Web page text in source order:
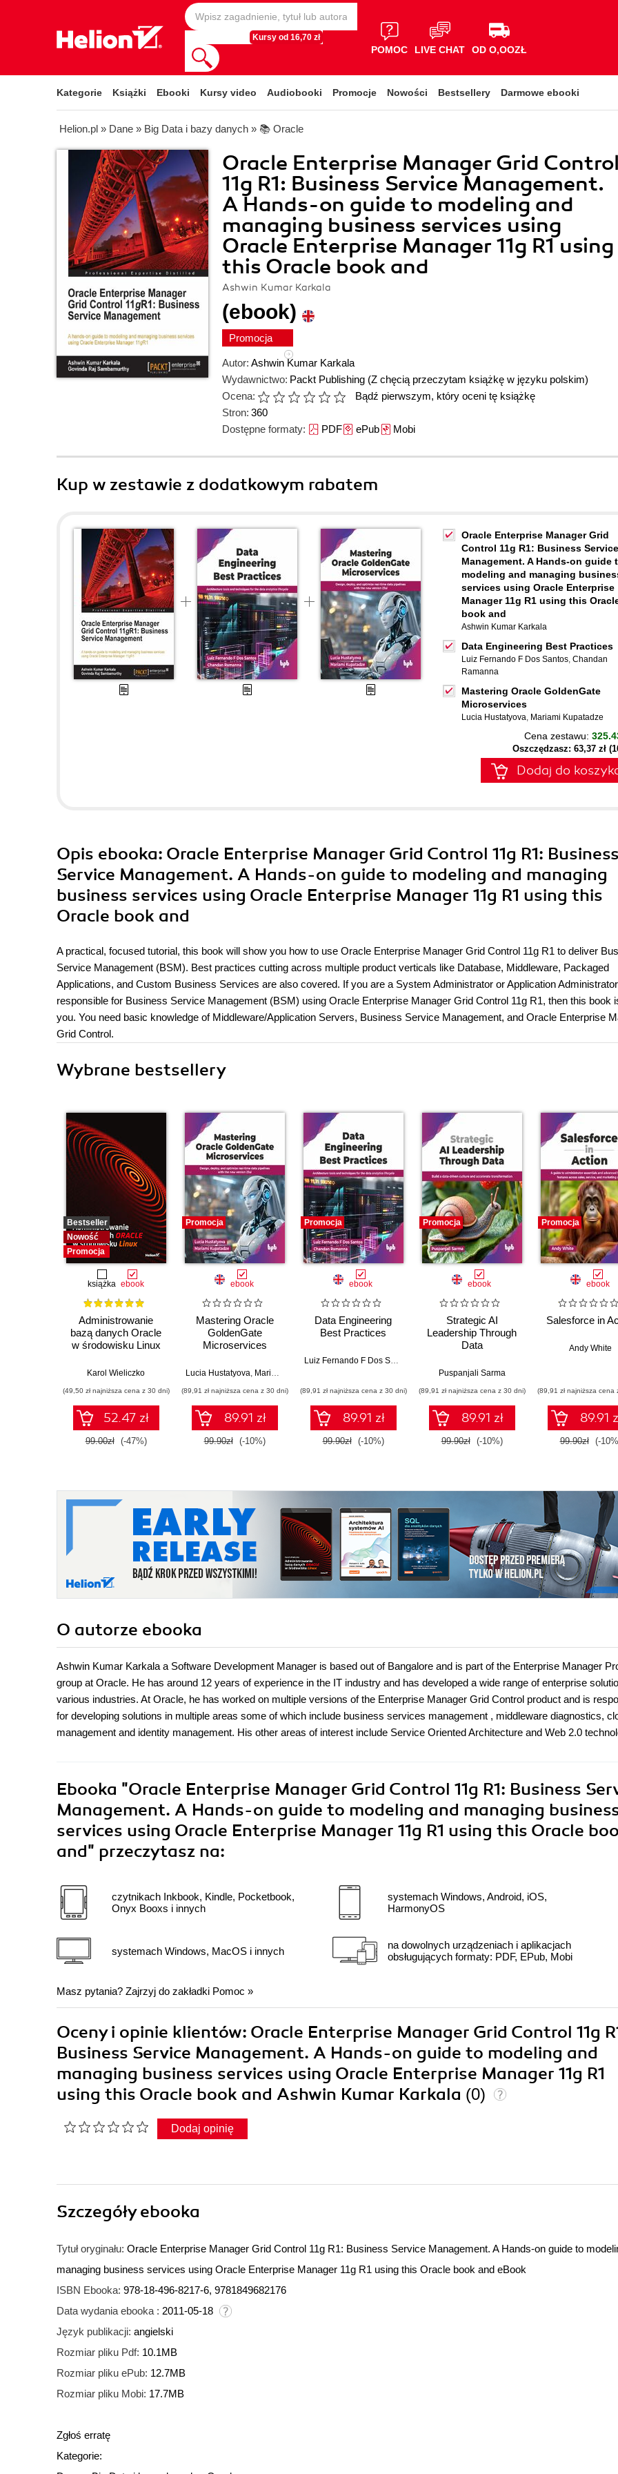
Kursy od 16,70 zł
POMOC LIVE CHAT OD O,OOZŁ
Kategorie Książki Ebooki Kursy video Audiobooki Promocje Nowości Bestsellery Darmowe ebooki
Helion.pl » Dane » Big Data i bazy danych » 📚 Oracle
Oracle Enterprise Manager Grid Control
11g R1: Business Service Management.
A Hands-on guide to modeling and
managing business services using
Oracle Enterprise Manager 11g R1 using
this Oracle book and
Ashwin Kumar Karkala
(ebook)
Promocja
Autor: Ashwin Kumar Karkala
Wydawnictwo: Packt Publishing (Z chęcią przeczytam książkę w języku polskim)
Ocena:
Bądź pierwszym, który oceni tę książkę
Stron: 360
Dostępne formaty: PDFePubMobi
Kup w zestawie z dodatkowym rabatem
Oracle Enterprise Manager Grid
Control 11g R1: Business Service
Management. A Hands-on guide
modeling and managing
services using Oracle Enterprise
Manager 11g R1 using this
book and
Ashwin Kumar Karkala
Data Engineering Best Practices
Luiz Fernando F Dos Santos, Chandan
Ramanna
Mastering Oracle GoldenGate
Microservices
Lucia Hustatyova, Mariami Kupatadze
Cena zestawu:
Oszczędzasz: 63,37 zł
Dodaj do
Opis ebooka: Oracle Enterprise Manager Grid Control 11g R1: Business
Service Management. A Hands-on guide to modeling and managing
business services using Oracle Enterprise Manager 11g R1 using this
Oracle book and
A practical, focused tutorial, this book will show you how to use Oracle Enterprise Manager Grid Control 11g R1 to deliver
Service Management (BSM). Best practices cutting across multiple product verticals like Database, Middleware, Packaged
Applications, and Custom Business Services are also covered. If you are a System Administrator or Application
responsible for Business Service Management (BSM) using Oracle Enterprise Manager Grid Control 11g R1, then this book
you. You need basic knowledge of Middleware/Application Servers, Business Service Management, and Oracle Enterprise
Grid Control.
Wybrane bestsellery
Bestseller
Nowość
Promocja
książka ebook
Administrowanie
bazą danych Oracle
w środowisku Linux
Karol Wieliczko
(49,50 zł najniższa cena z 30 dni)
52.47 zł
99.00zł (-47%)
Promocja
ebook
Mastering Oracle
GoldenGate
Microservices
Lucia Hustatyova, Mariami Kupatadze
(89,91 zł najniższa cena z 30 dni)
89.91 zł
99.90zł (-10%)
Promocja
ebook
Data Engineering
Best Practices
Luiz Fernando F Dos Santos
(89,91 zł najniższa cena z 30 dni)
89.91 zł
99.90zł (-10%)
Promocja
ebook
Strategic AI
Leadership Through
Data
Puspanjali Sarma
(89,91 zł najniższa cena z 30 dni)
89.91 zł
99.90zł (-10%)
Promocja
ebook
Salesforce in
Andy White
(89,91 zł najniższa cena
89.91
99.90zł (-
O autorze ebooka
Ashwin Kumar Karkala a Software Development Manager is based out of Bangalore and is part of the Enterprise Manager
group at Oracle. He has around 12 years of experience in the IT industry and has developed a wide range of enterprise
various industries. At Oracle, he has worked on multiple versions of the Enterprise Manager Grid Control product and is
for developing solutions in multiple areas some of which include business services management , middleware diagnostics,
management and identity management. His other areas of interest include Service Oriented Architecture and Web 2.0
Ebooka "Oracle Enterprise Manager Grid Control 11g R1: Business
Management. A Hands-on guide to modeling and managing
services using Oracle Enterprise Manager 11g R1 using this Oracle
and" przeczytasz na:
czytnikach Inkbook, Kindle, Pocketbook,
Onyx Booxs i innych
systemach Windows, MacOS i innych
systemach Windows, Android, iOS,
HarmonyOS
na dowolnych urządzeniach i aplikacjach
obsługujących formaty: PDF, EPub, Mobi
Masz pytania? Zajrzyj do zakładki Pomoc »
Oceny i opinie klientów: Oracle Enterprise Manager Grid Control 11g
Business Service Management. A Hands-on guide to modeling and
managing business services using Oracle Enterprise Manager 11g R1
using this Oracle book and Ashwin Kumar Karkala (0)
Dodaj opinię
Szczegółyebooka
Tytuł oryginału: Oracle Enterprise Manager Grid Control 11g R1: Business Service Management. A Hands-on guide to
managing business services using Oracle Enterprise Manager 11g R1 using this Oracle book and eBook
ISBN Ebooka: 978-18-496-8217-6, 9781849682176
Data wydania ebooka : 2011-05-18
Język publikacji: angielski
Rozmiar pliku Pdf: 10.1MB
Rozmiar pliku ePub: 12.7MB
Rozmiar pliku Mobi: 17.7MB
Zgłoś erratę
Kategorie: